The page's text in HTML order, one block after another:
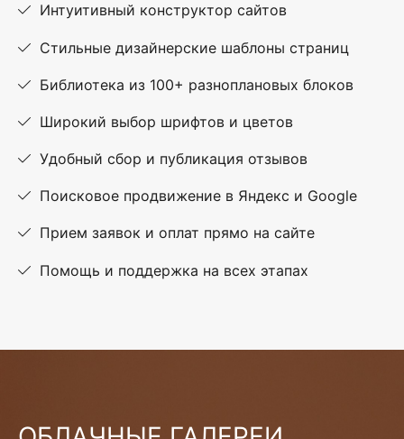
Интуитивный конструктор сайтов
Стильные дизайнерские шаблоны страниц
Библиотека из 100+ разноплановых блоков
Широкий выбор шрифтов и цветов
Удобный сбор и публикация отзывов
Поисковое продвижение в Яндекс и Google
Прием заявок и оплат прямо на сайте
Помощь и поддержка на всех этапах